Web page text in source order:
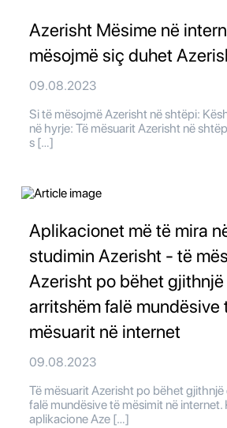
Azerisht Mësime në
mësojmë siç duhet
09.08.2023
Si të mësojmë Azerisht në shtëpi:
në hyrje: Të mësuarit Azerisht në
s […]
Aplikacionet më të mira
studimin Azerisht - të
Azerisht po bëhet gjithnjë
arritshëm falë mundësive
mësuarit në internet
09.08.2023
Të mësuarit Azerisht po bëhet gjithnjë
falë mundësive të mësimit në internet.
aplikacione Aze […]